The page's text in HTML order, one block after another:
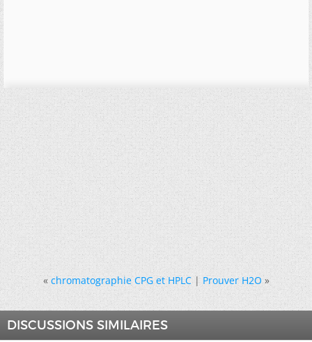
« chromatographie CPG et HPLC|Prouver H2O »
DISCUSSIONS SIMILAIRES